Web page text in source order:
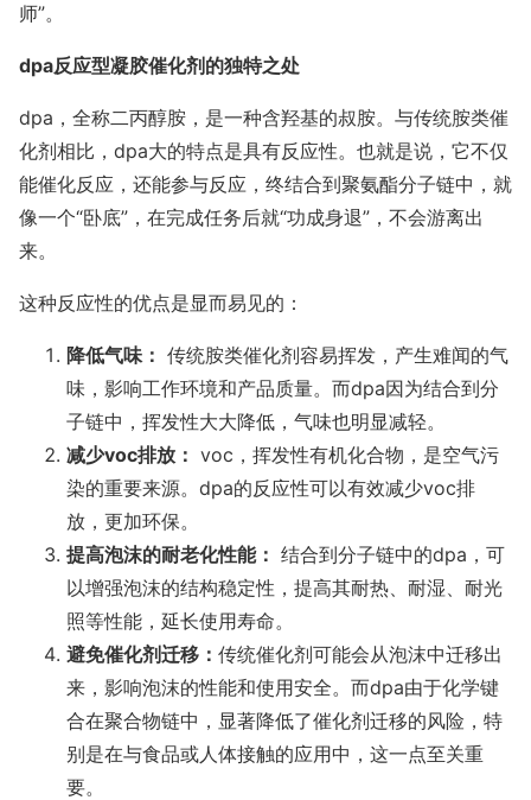
师”。
dpa反应型凝胶催化剂的独特之处
dpa，全称二丙醇胺，是一种含羟基的叔胺。与传统胺类催
化剂相比，dpa大的特点是具有反应性。也就是说，它不仅
能催化反应，还能参与反应，终结合到聚氨酯分子链中，就
像一个“卧底”，在完成任务后就“功成身退”，不会游离出
来。
这种反应性的优点是显而易见的：
降低气味： 传统胺类催化剂容易挥发，产生难闻的气
味，影响工作环境和产品质量。而dpa因为结合到分
子链中，挥发性大大降低，气味也明显减轻。
减少voc排放： voc，挥发性有机化合物，是空气污
染的重要来源。dpa的反应性可以有效减少voc排
放，更加环保。
提高泡沫的耐老化性能： 结合到分子链中的dpa，可
以增强泡沫的结构稳定性，提高其耐热、耐湿、耐光
照等性能，延长使用寿命。
避免催化剂迁移： 传统催化剂可能会从泡沫中迁移出
来，影响泡沫的性能和使用安全。而dpa由于化学键
合在聚合物链中，显著降低了催化剂迁移的风险，特
别是在与食品或人体接触的应用中，这一点至关重
要。